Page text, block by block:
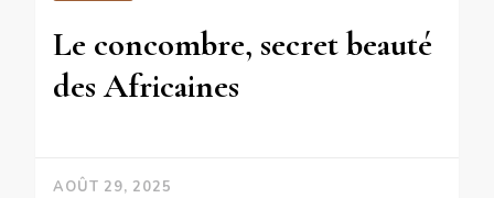
Le concombre, secret beauté
des Africaines
AOÛT 29, 2025